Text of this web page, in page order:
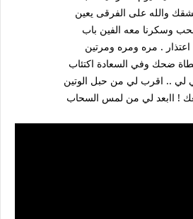
والله على الفرقى يعين
وسكرنا معه الفين باب
اعتذار . مره ومره ومرتين
ضحك وفي السعادة اكتئاب
لي .. اقرب لي من حبل الوتين
! اابعد لي من لمس السحاب